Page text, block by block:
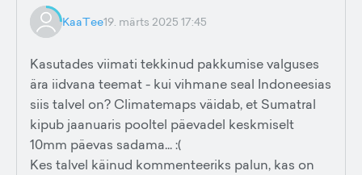
KaaTee19. märts 2025 17:45
Kasutades viimati tekkinud pakkumise valguses
ära iidvana teemat - kui vihmane seal Indoneesias
siis talvel on? Climatemaps väidab, et Sumatral
kipub jaanuaris pooltel päevadel keskmiselt
10mm päevas sadama... :(
Kes talvel käinud kommenteeriks palun, kas on